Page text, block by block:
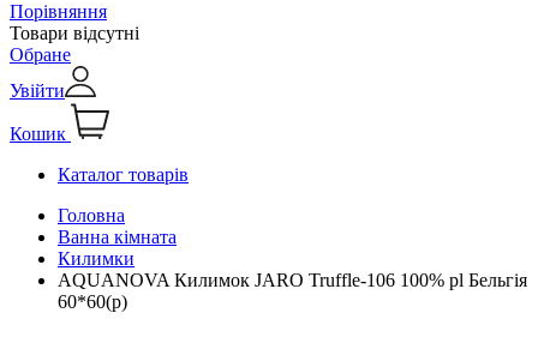
Порівняння
Товари відсутні
Обране
Увійти
Кошик
Каталог товарів
Головна
Ванна кімната
Килимки
AQUANOVA Килимок JARO Truffle-106 100% pl Бельгія
60*60(р)